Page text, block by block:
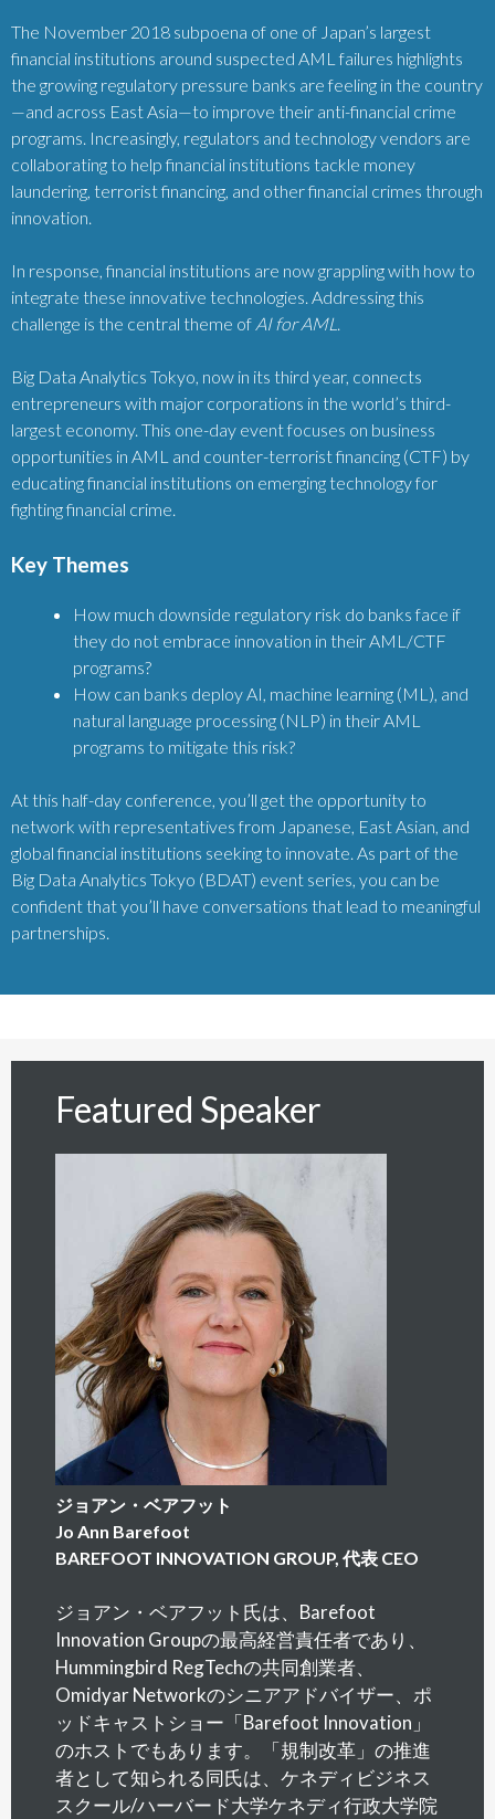
The November 2018 subpoena of one of Japan’s largest
financial institutions around suspected AML failures highlights
the growing regulatory pressure banks are feeling in the country
—and across East Asia—to improve their anti-financial crime
programs. Increasingly, regulators and technology vendors are
collaborating to help financial institutions tackle money
laundering, terrorist financing, and other financial crimes through
innovation.
In response, financial institutions are now grappling with how to
integrate these innovative technologies. Addressing this
challenge is the central theme of AI for AML.
Big Data Analytics Tokyo, now in its third year, connects
entrepreneurs with major corporations in the world’s third-
largest economy. This one-day event focuses on business
opportunities in AML and counter-terrorist financing (CTF) by
educating financial institutions on emerging technology for
fighting financial crime.
Key Themes
How much downside regulatory risk do banks face if
they do not embrace innovation in their AML/CTF
programs?
How can banks deploy AI, machine learning (ML), and
natural language processing (NLP) in their AML
programs to mitigate this risk?
At this half-day conference, you’ll get the opportunity to
network with representatives from Japanese, East Asian, and
global financial institutions seeking to innovate. As part of the
Big Data Analytics Tokyo (BDAT) event series, you can be
confident that you’ll have conversations that lead to meaningful
partnerships.
Featured Speaker
ジョアン・ベアフット
Jo Ann Barefoot
BAREFOOT INNOVATION GROUP, 代表 CEO
ジョアン・ベアフット氏は、Barefoot
Innovation Groupの最高経営責任者であり、
Hummingbird RegTechの共同創業者、
Omidyar Networkのシニアアドバイザー、ポ
ッドキャストショー「Barefoot Innovation」
のホストでもあります。「規制改革」の推進
者として知られる同氏は、ケネディビジネス
スクール/ハーバード大学ケネディ行政大学院